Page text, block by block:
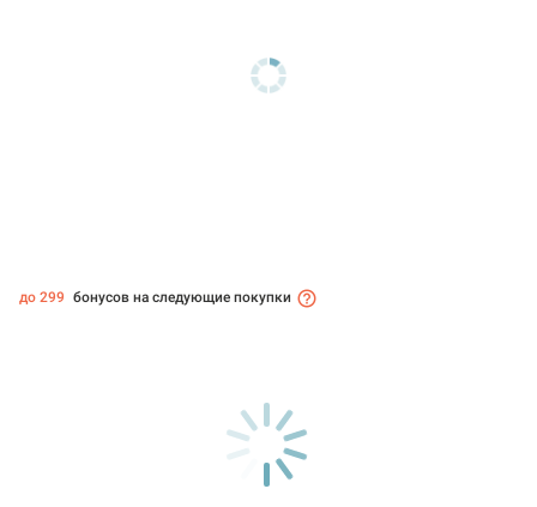
до 299 бонусов на следующие покупки